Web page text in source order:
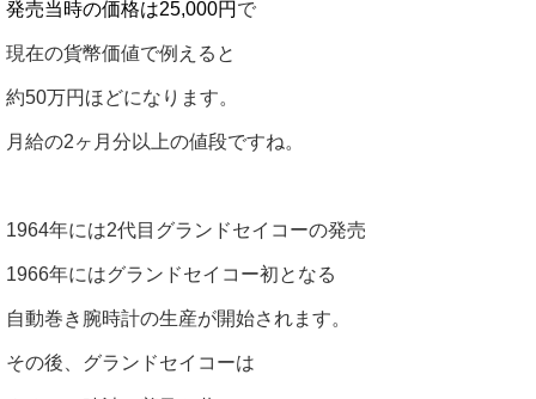
発売当時の価格は25,000円 で
現在の貨幣価値で例えると
約50万円ほどになります。
月給の2ヶ月分以上の値段ですね。
1964年には2代目グランドセイコーの発売
1966年にはグランドセイコー初となる
自動巻き腕時計の生産が開始されます。
その後、グランドセイコーは